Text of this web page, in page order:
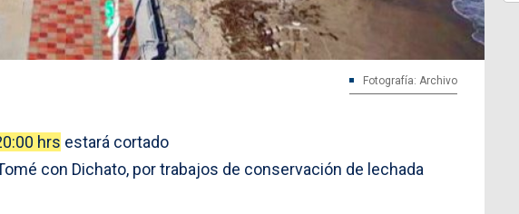
Fotografía: Archivo
hrs estará cortado
con Dichato, por trabajos de conservación de lechada